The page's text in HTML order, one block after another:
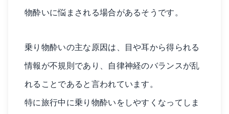
物酔いに悩まされる場合があるそうです。
乗り物酔いの主な原因は、目や耳から得られる
情報が不規則であり、自律神経のバランスが乱
れることであると言われています。
特に旅行中に乗り物酔いをしやすくなってしま